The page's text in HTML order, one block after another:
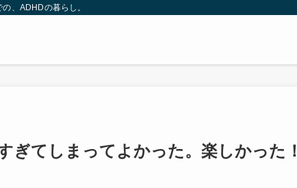
、ADHDの暮らし。
ぎてしまってよかった。楽しかった！